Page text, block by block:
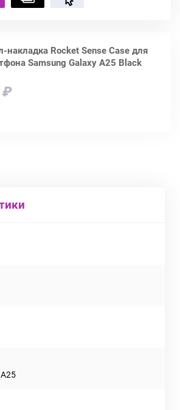
накладка Rocket Sense Case для
Samsung Galaxy A25 Black
₽